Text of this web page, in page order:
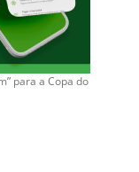
para a Copa do